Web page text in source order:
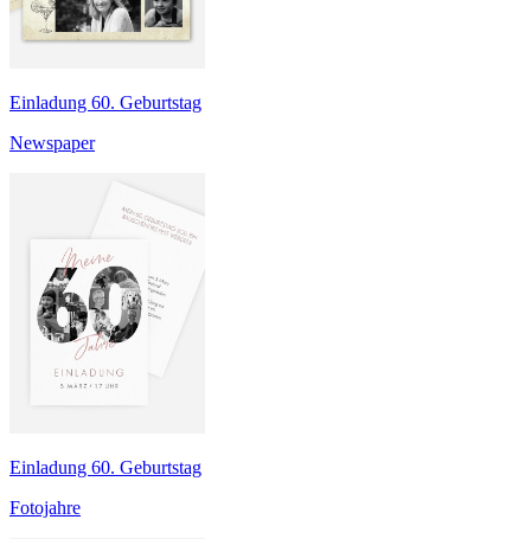
Einladung 60. Geburtstag
Newspaper
Einladung 60. Geburtstag
Fotojahre